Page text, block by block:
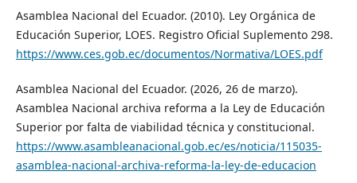
Asamblea Nacional del Ecuador. (2010). Ley Orgánica de
Educación Superior, LOES. Registro Oficial Suplemento 298.
https://www.ces.gob.ec/documentos/Normativa/LOES.pdf
Asamblea Nacional del Ecuador. (2026, 26 de marzo).
Asamblea Nacional archiva reforma a la Ley de Educación
Superior por falta de viabilidad técnica y constitucional.
https://www.asambleanacional.gob.ec/es/noticia/115035-
asamblea-nacional-archiva-reforma-la-ley-de-educacion